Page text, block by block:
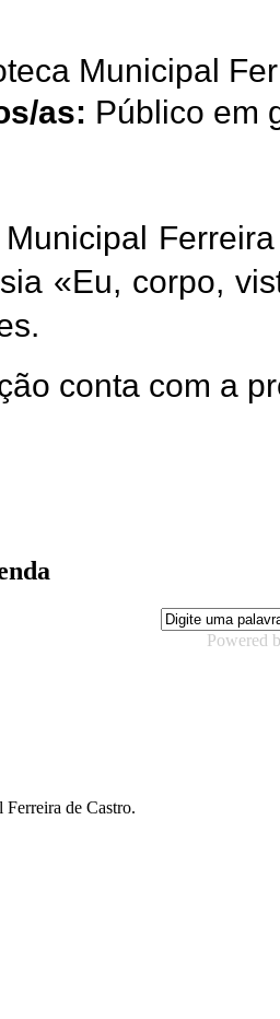
Municipal
as: Público em
«Eu, corpo,
conta com a
Powered
de Castro.